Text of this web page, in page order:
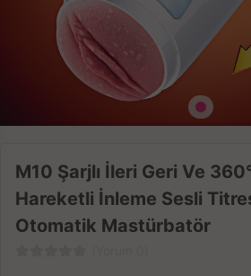
M10 Şarjlı İleri Geri Ve
Hareketli İnleme Sesli
Otomatik Mastürbatör